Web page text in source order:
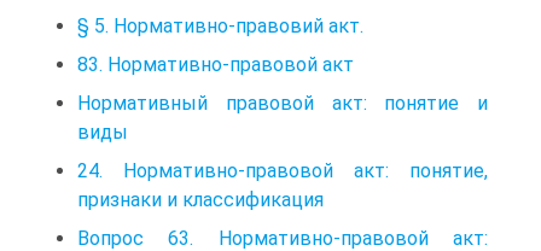
§ 5. Нормативно-правовий акт.
83. Нормативно-правовой акт
Нормативный правовой акт: понятие и
виды
24. Нормативно-правовой акт: понятие,
признаки и классификация
Вопрос 63. Нормативно-правовой акт: